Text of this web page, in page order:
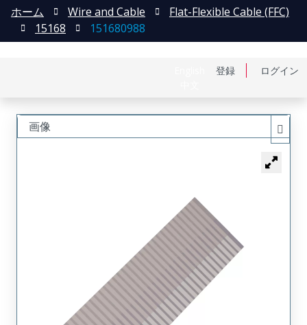
登録 ログイン
ホーム Wire and Cable
Flat-Flexible Cable (FFC)
15168
151680988
画像